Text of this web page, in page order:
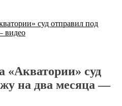
суд отправил под
видео
«Акватории» суд
на два месяца —